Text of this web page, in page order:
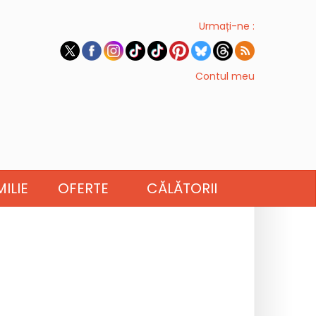
Urmați-ne :
Contul meu
OFERTE CĂLĂTORII